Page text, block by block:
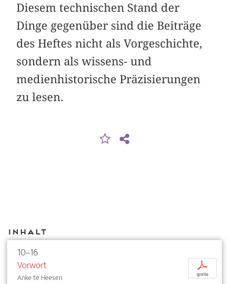
Diesem technischen Stand der
Dinge gegenüber sind die Beiträge
des Heftes nicht als Vorgeschichte,
sondern als wissens- und
medienhistorische Präzisierungen
zu lesen.
Inhalt
10–16
Vorwort
Anke te Heesen
p
gratis